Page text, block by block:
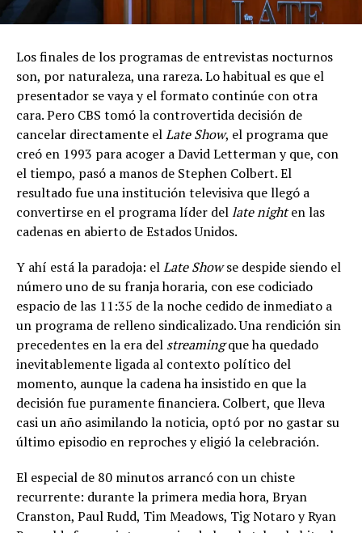
Los finales de los programas de entrevistas nocturnos
son, por naturaleza, una rareza. Lo habitual es que el
presentador se vaya y el formato continúe con otra
cara. Pero CBS tomó la controvertida decisión de
cancelar directamente elLate Show, el programa que
creó en 1993 para acoger a David Letterman y que, con
el tiempo, pasó a manos de Stephen Colbert. El
resultado fue una institución televisiva que llegó a
convertirse en el programa líder dellate nighten las
cadenas en abierto de Estados Unidos.
Y ahí está la paradoja: elLate Showse despide siendo el
número uno de su franja horaria, con ese codiciado
espacio de las 11:35 de la noche cedido de inmediato a
un programa de relleno sindicalizado. Una rendición sin
precedentes en la era del streamingque ha quedado
inevitablemente ligada al contexto político del
momento, aunque la cadena ha insistido en que la
decisión fue puramente financiera. Colbert, que lleva
casi un año asimilando la noticia, optó por no gastar su
último episodio en reproches y eligió la celebración.
El especial de 80 minutos arrancó con un chiste
recurrente: durante la primera media hora, Bryan
Cranston, Paul Rudd, Tim Meadows, Tig Notaro y Ryan